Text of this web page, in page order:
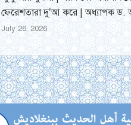
ফেরেশতারা দু’আ করে | অধ্যাপক ড.
July 26, 2026